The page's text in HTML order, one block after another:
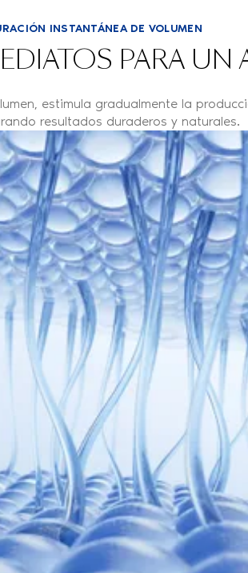
INSTANTÁNEA DE VOLUMEN
PARA UN
estimula gradualmente la
resultados duraderos y naturales.